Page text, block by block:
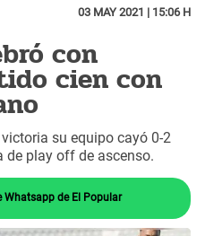
03 MAY 2021 | 15:06 H
con
cien con
su equipo cayó 0-2
de play off de ascenso.
Whatsapp de El Popular